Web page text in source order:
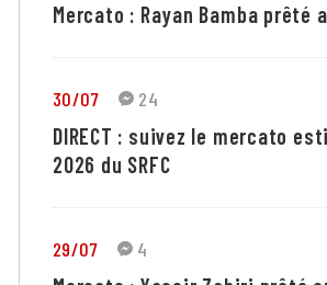
Mercato : Rayan Bamba prêté
30/07 24
DIRECT : suivez le mercato
2026 du SRFC
29/07 4